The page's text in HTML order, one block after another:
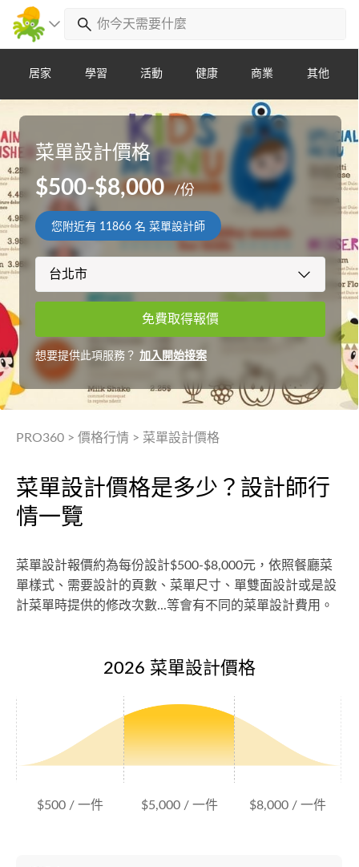
居家 學習 活動 健康 商業 其他
菜單設計價格
$500-$8,000 /份
您附近有 11866 名 菜單設計師
免費取得報價
想要提供此項服務？加入開始接案
PRO360 > 價格行情 > 菜單設計價格
菜單設計價格是多少？設計師行
情一覽
菜單設計報價約為每份設計$500-$8,000元，依照餐廳菜
單樣式、需要設計的頁數、菜單尺寸、單雙面設計或是設
計菜單時提供的修改次數...等會有不同的菜單設計費用。
2026 菜單設計價格
$500 / 一件 $5,000 / 一件 $8,000 / 一件